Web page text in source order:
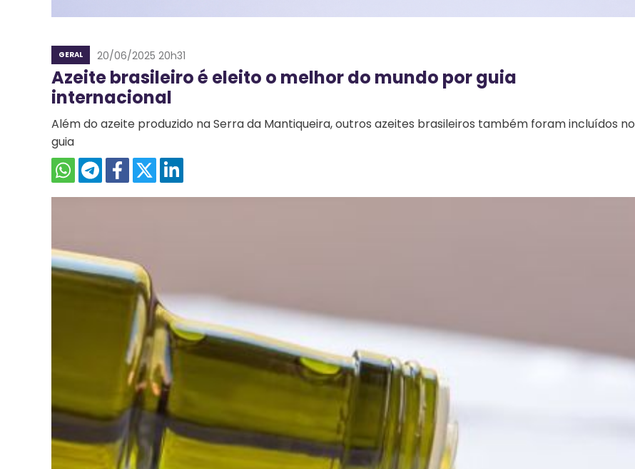
GERAL 20/06/2025 20h31
Azeite brasileiro é eleito o melhor do mundo por guia
internacional
Além do azeite produzido na Serra da Mantiqueira, outros azeites brasileiros também foram incluídos no
guia